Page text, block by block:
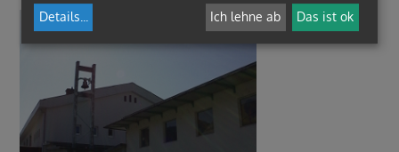
Details Ich lehne ab Das ist ok